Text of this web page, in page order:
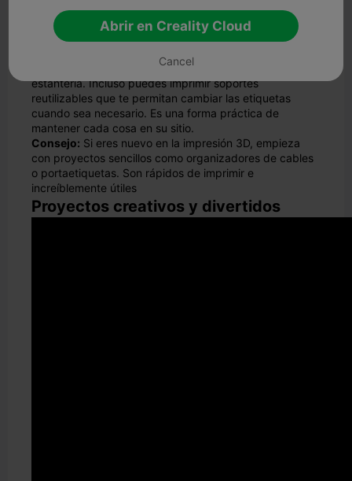
Las etiquetas son esenciales para mantenerse
organizado, y la impresión en 3D facilita la creación de
portaetiquetas personalizados. Ya sea para organizar la
diseñarse para adaptarse a cualquier recipiente o
estantería. Incluso puedes imprimir soportes
reutilizables que te permitan cambiar las etiquetas
cuando sea necesario. Es una forma práctica de
mantener cada cosa en su sitio.
Consejo: Si eres nuevo en la impresión 3D, empieza
con proyectos sencillos como organizadores de cables
o portaetiquetas. Son rápidos de imprimir e
increíblemente útiles
Proyectos creativos y divertidos
Abrir en Creality Cloud
Cancel